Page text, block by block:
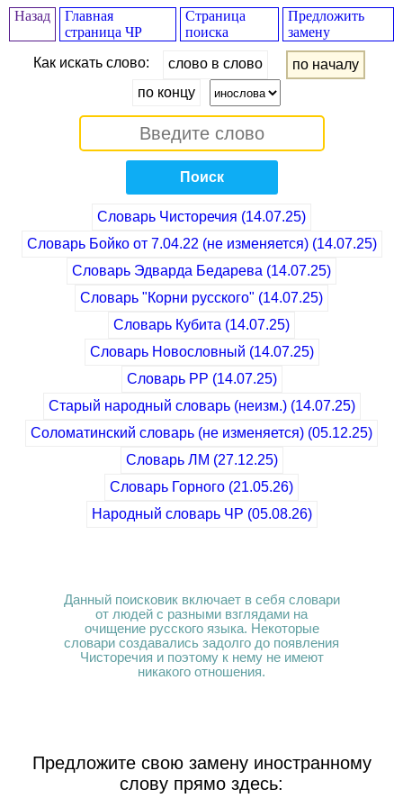
Назад
Главная
страница ЧР
Страница
поиска
Предложить
замену
Как искать слово:
слово в слово
по началу
по концу
Поиск
Словарь Чисторечия (14.07.25)
Словарь Бойко от 7.04.22 (не изменяется) (14.07.25)
Словарь Эдварда Бедарева (14.07.25)
Cловарь "Корни русского" (14.07.25)
Словарь Кубита (14.07.25)
Cловарь Новословный (14.07.25)
Cловарь РР (14.07.25)
Старый народный словарь (неизм.) (14.07.25)
Соломатинский словарь (не изменяется) (05.12.25)
Cловарь ЛМ (27.12.25)
Словарь Горного (21.05.26)
Народный словарь ЧР (05.08.26)
Данный поисковик включает в себя словари
от людей с разными взглядами на
очищение русского языка. Некоторые
словари создавались задолго до появления
Чисторечия и поэтому к нему не имеют
никакого отношения.
Предложите свою замену иностранному
слову прямо здесь: